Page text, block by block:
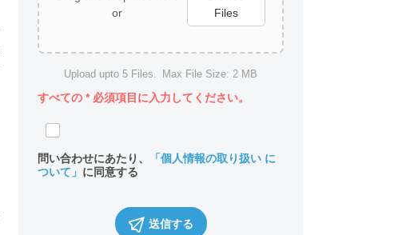
or
Files
Upload upto 5 Files. Max File Size: 2 MB
すべての *必須項目に入力してください。
問い合わせにあたり、
「個人情報の取り扱い に
ついて」 に同意する
送信する